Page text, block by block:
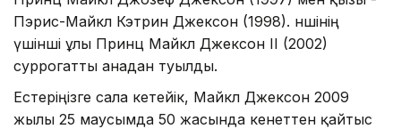
Пэрис-Майкл Кэтрин Джексон (1998). Әншінің
үшінші ұлы Принц Майкл Джексон II (2002)
суррогатты анадан туылды.
Естеріңізге сала кетейік, Майкл Джексон 2009
жылы 25 маусымда 50 жасында кенеттен қайтыс